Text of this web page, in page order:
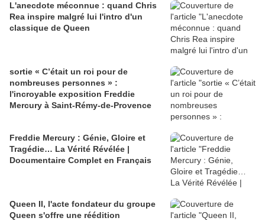
L'anecdote méconnue : quand Chris
Rea inspire malgré lui l'intro d'un
classique de Queen
sortie « C’était un roi pour de
nombreuses personnes » :
l'incroyable exposition Freddie
Mercury à Saint-Rémy-de-Provence
Freddie Mercury : Génie, Gloire et
Tragédie… La Vérité Révélée |
Documentaire Complet en Français
Queen II, l'acte fondateur du groupe
Queen s'offre une réédition